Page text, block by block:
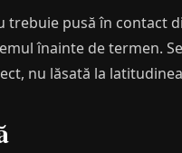
trebuie pusă în contact
înainte de termen.
nu lăsată la